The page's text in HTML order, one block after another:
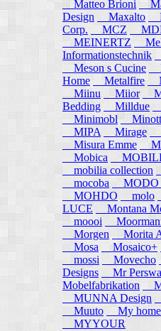
Matteo Brioni
Design
Maxalto
Corp.
MCZ
MEINERTZ
Informationstechnik
Meson s Cucine
Home Metalfire
Miinu
Miior
Bedding
Milldue
Minimobl
MIPA
Mirage
Misura Emme
Mobica
mobilia collection
mocoba
MODO
MOHDO
molo
LUCE
Montana
moooi
Morgen
Morita
Mosa
Mosaico+
mossi
Movecho
Designs
Mr
Mobelfabrikation
MUNNA Design
Muuto My home
MYYOUR